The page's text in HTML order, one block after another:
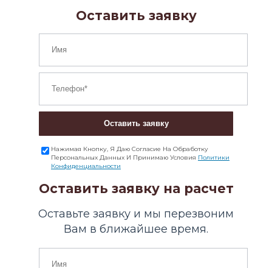
Оставить заявку
Оставить заявку
Нажимая Кнопку, Я Даю Согласие На Обработку
Персональных Данных И Принимаю Условия Политики
Конфиденциальности
Оставить заявку на расчет
Оставьте заявку и мы перезвоним
Вам в ближайшее время.